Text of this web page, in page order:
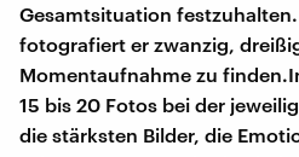
Gesamtsituation
fotografiert er zwanzig,
Momentaufnahme zu
15 bis 20 Fotos bei der
die stärksten Bilder, die